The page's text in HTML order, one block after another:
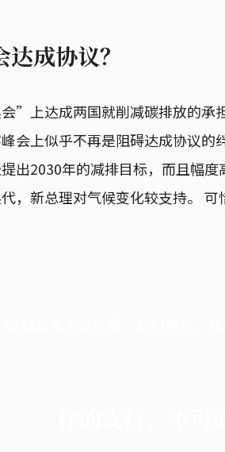
成协议？
”上达成两国就削减碳排放的承
会上似乎不再是阻碍达成协议的
出2030年的减排目标，而且幅度
，新总理对气候变化较支持。